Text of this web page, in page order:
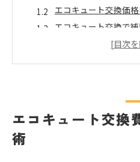
エコキュート交換価
エコキュート交換で
エコキュート交換費
エコキュートの寿命
エコキュート交換が
エコキュート交換
術